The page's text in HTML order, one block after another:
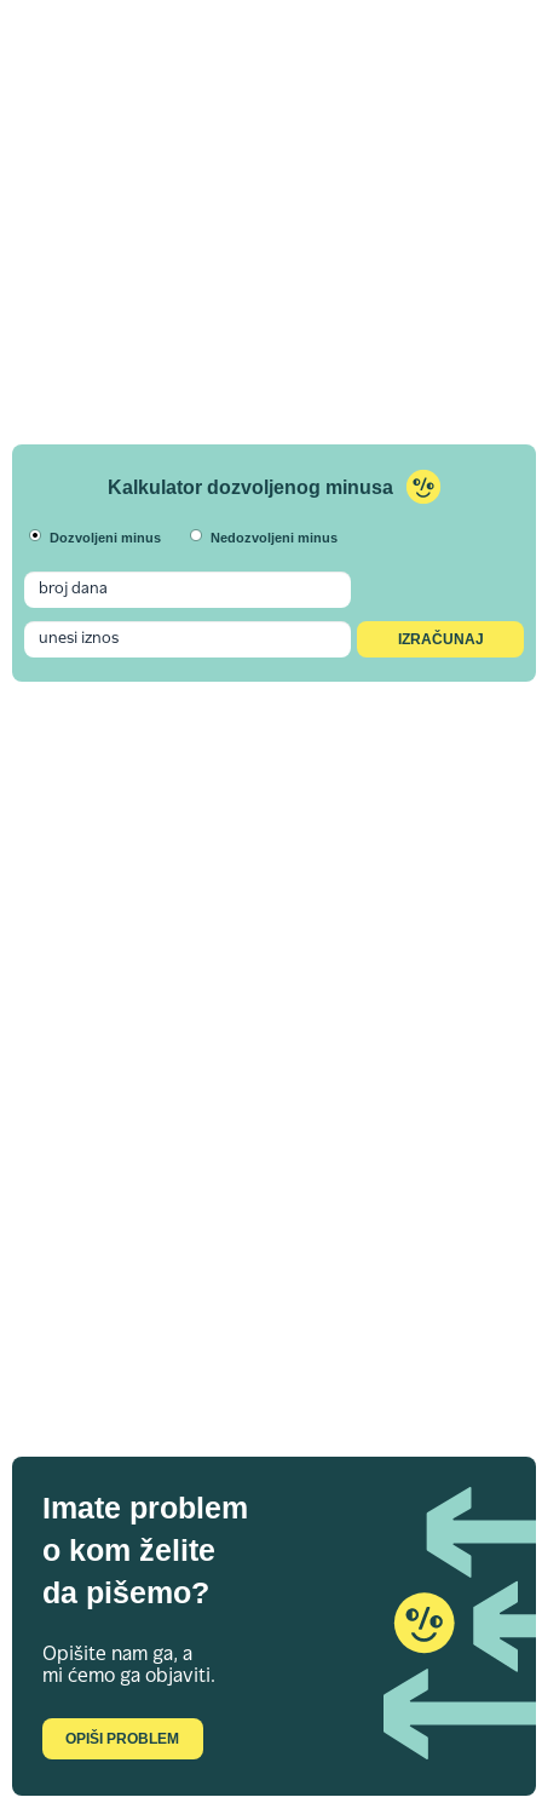
Kalkulator dozvoljenog minusa
Dozvoljeni minus Nedozvoljeni minus
Imate problem
o kom želite
da pišemo?
Opišite nam ga, a
mi ćemo ga objaviti.
OPIŠI PROBLEM